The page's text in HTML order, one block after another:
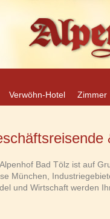
Verwöhn-Hotel Zimmer
Bad Tölz ist auf
München,
und Wirtschaft werden